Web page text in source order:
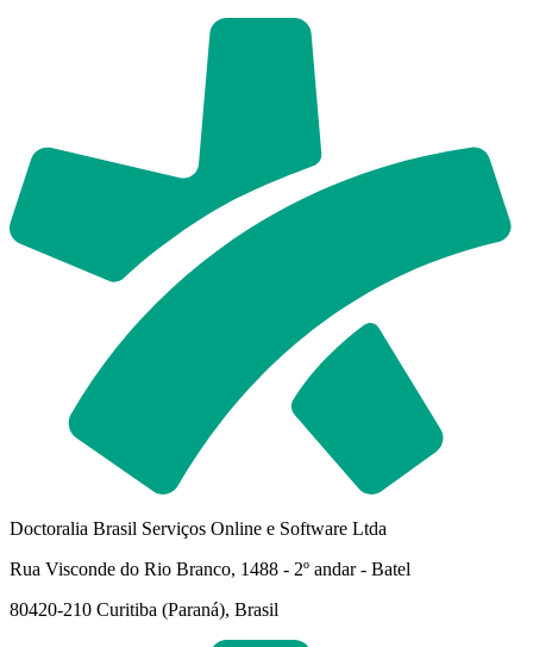
Doctoralia Brasil Serviços Online e Software Ltda
Rua Visconde do Rio Branco, 1488 - 2º andar - Batel
80420-210 Curitiba (Paraná), Brasil